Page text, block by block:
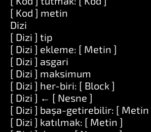
[ Kod ] metin
Dizi
[ Dizi ] tip
[ Dizi ] ekleme: [ Metin ]
[ Dizi ] asgari
[ Dizi ] maksimum
[ Dizi ] her-biri: [ Block ]
[ Dizi ] ← [ Nesne ]
[ Dizi ] başa-getirebilir: [ Metin
[ Dizi ] katılmak: [ Metin ]